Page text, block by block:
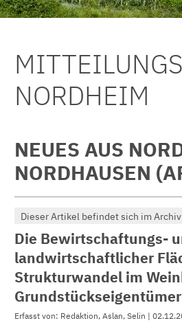
NORDHEIM
NEUES AUS
NORDHAUSEN
Dieser Artikel befindet sich im
Die Bewirtschaftungs-
landwirtschaftlicher
Strukturwandel im
Erfasst von: Redaktion, Aslan, Selin |